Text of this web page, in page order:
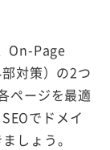
On-Page
対策）の2つ
ページを最適
でドメイ
しょう。